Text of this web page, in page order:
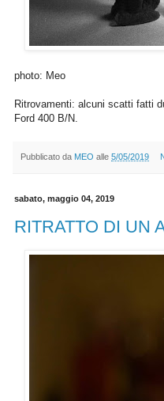
photo: Meo
Ritrovamenti: alcuni scatti fatti
Ford 400 B/N.
Pubblicato da MEO alle 5/05/2019
sabato, maggio 04, 2019
RITRATTO DI UN